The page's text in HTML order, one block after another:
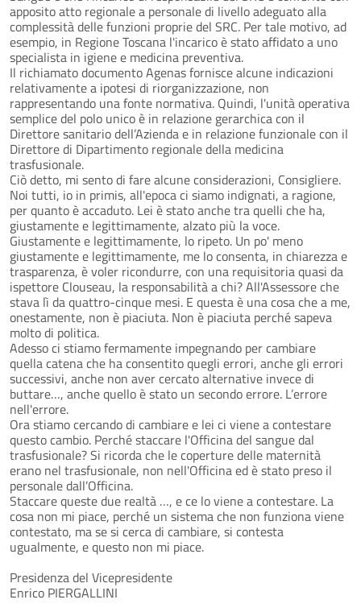
apposito atto regionale a personale di livello adeguato alla
complessità delle funzioni proprie del SRC. Per tale motivo, ad
esempio, in Regione Toscana l'incarico è stato affidato a uno
specialista in igiene e medicina preventiva.
Il richiamato documento Agenas fornisce alcune indicazioni
relativamente a ipotesi di riorganizzazione, non
rappresentando una fonte normativa. Quindi, l'unità operativa
semplice del polo unico è in relazione gerarchica con il
Direttore sanitario dell’Azienda e in relazione funzionale con il
Direttore di Dipartimento regionale della medicina
trasfusionale.
Ciò detto, mi sento di fare alcune considerazioni, Consigliere.
Noi tutti, io in primis, all'epoca ci siamo indignati, a ragione,
per quanto è accaduto. Lei è stato anche tra quelli che ha,
giustamente e legittimamente, alzato più la voce.
Giustamente e legittimamente, lo ripeto. Un po' meno
giustamente e legittimamente, me lo consenta, in chiarezza e
trasparenza, è voler ricondurre, con una requisitoria quasi da
ispettore Clouseau, la responsabilità a chi? All'Assessore che
stava lì da quattro-cinque mesi. E questa è una cosa che a me,
onestamente, non è piaciuta. Non è piaciuta perché sapeva
molto di politica.
Adesso ci stiamo fermamente impegnando per cambiare
quella catena che ha consentito quegli errori, anche gli errori
successivi, anche non aver cercato alternative invece di
buttare…, anche quello è stato un secondo errore. L’errore
nell'errore.
Ora stiamo cercando di cambiare e lei ci viene a contestare
questo cambio. Perché staccare l'Officina del sangue dal
trasfusionale? Si ricorda che le coperture delle maternità
erano nel trasfusionale, non nell'Officina ed è stato preso il
personale dall’Officina.
Staccare queste due realtà …, e ce lo viene a contestare. La
cosa non mi piace, perché un sistema che non funziona viene
contestato, ma se si cerca di cambiare, si contesta
ugualmente, e questo non mi piace.
Presidenza del Vicepresidente
Enrico PIERGALLINI